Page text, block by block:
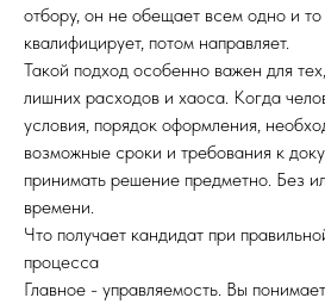
отбору, он не обещает всем одно и
квалифицирует, потом направляет.
Такой подход особенно важен для
лишних расходов и хаоса. Когда
условия, порядок оформления,
возможные сроки и требования к
принимать решение предметно. Без
времени.
Что получает кандидат при
процесса
Главное - управляемость. Вы